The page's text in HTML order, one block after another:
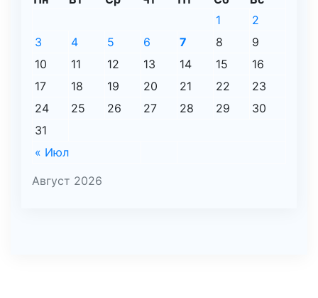
Август 2026
« Июл
1
2
3
4 5 6 7 8
9
10
11 12 13 14 15
16
17
18 19 20 21 22
23
24
25 26 27 28 29
30
31